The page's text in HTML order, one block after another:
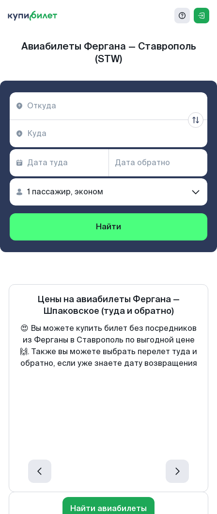
Авиабилеты Фергана — Ставрополь
(STW)
Найти
Цены на авиабилеты Фергана —
Шпаковское (туда и обратно)
😍 Вы можете купить билет без посредников
из Ферганы в Ставрополь по выгодной цене
🙌. Также вы можете выбрать перелет туда и
обратно, если уже знаете дату возвращения
Найти авиабилеты